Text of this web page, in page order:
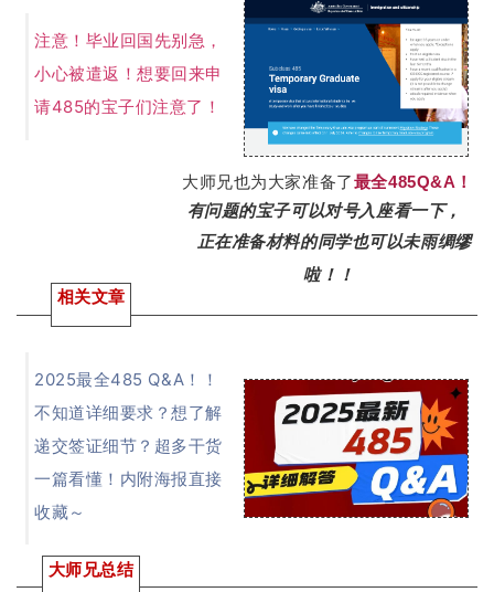
注意！毕业回国先别急，
小心被遣返！想要回来申
请485的宝子们注意了！
大师兄也为大家准备了最全485Q&A！
有问题的宝子可以对号入座看一下，
正在准备材料的同学也可以未雨绸缪
啦！！
相关文章
2025最全485 Q&A！！
不知道详细要求？想了解
递交签证细节？超多干货
一篇看懂！内附海报直接
收藏～
大师兄总结